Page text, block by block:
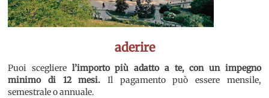
aderire
Puoi scegliere l’importo più adatto a te, con un impegno
minimo di 12 mesi. Il pagamento può essere mensile,
semestrale o annuale.